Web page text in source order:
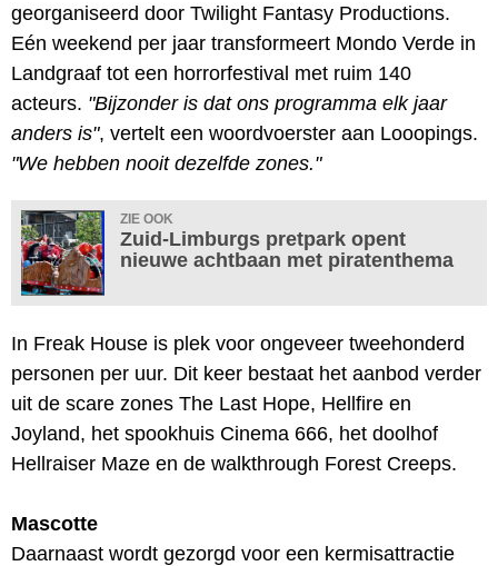
georganiseerd door Twilight Fantasy Productions.
Eén weekend per jaar transformeert Mondo Verde in
Landgraaf tot een horrorfestival met ruim 140
acteurs. "Bijzonder is dat ons programma elk jaar
anders is", vertelt een woordvoerster aan Looopings.
"We hebben nooit dezelfde zones."
ZIE OOK
Zuid-Limburgs pretpark opent
nieuwe achtbaan met piratenthema
In Freak House is plek voor ongeveer tweehonderd
personen per uur. Dit keer bestaat het aanbod verder
uit de scare zones The Last Hope, Hellfire en
Joyland, het spookhuis Cinema 666, het doolhof
Hellraiser Maze en de walkthrough Forest Creeps.
Mascotte
Daarnaast wordt gezorgd voor een kermisattractie